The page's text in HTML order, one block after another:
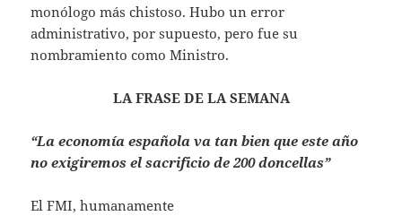
monólogo más chistoso. Hubo un error
administrativo, por supuesto, pero fue su
nombramiento como Ministro.
LA FRASE DE LA SEMANA
“La economía española va tan bien que este año
no exigiremos el sacrificio de 200 doncellas”
El FMI, humanamente